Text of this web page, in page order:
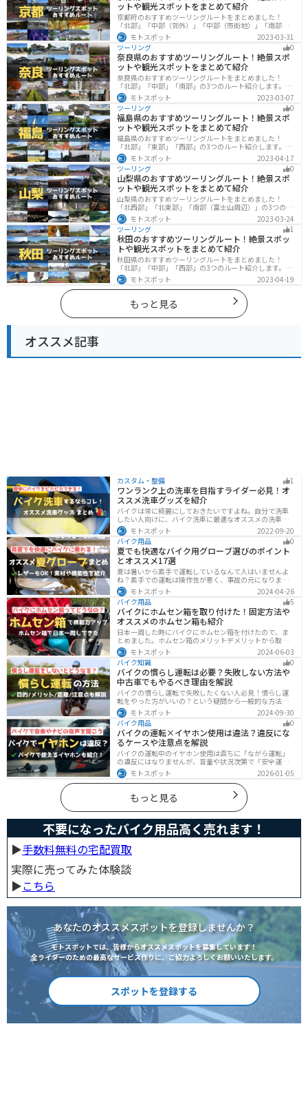
ットや観光スポットをまとめて紹介
京都府のおすすめツーリングルートをまとめました！
「北部」「中部（郊外）」「中部（市街地）」「南部」
の4つのルート紹介します。古い町並みや神社仏閣、自然
に囲まれた風光明媚なスポットが数多く存在し、様々な
楽しみ方ができます。バイクで京都府にツーリングに行
く際は参考にしてください。
モトスポット
2023-03-31
ツーリング
0
奈良県のおすすめツーリングルート！絶景スポ
ットや観光スポットをまとめて紹介
奈良県のおすすめツーリングルートをまとめました！
「北部」「中部」「南部」の3つのルート紹介します。歴
史のある神社寺院が多数あり、自然豊かや山々、グルメ
を満喫するツーリングができます。バイクで奈良県にツ
ーリングに行く際は参考にしてください。
モトスポット
2023-03-07
ツーリング
0
福島県のおすすめツーリングルート！絶景スポ
ットや観光スポットをまとめて紹介
福島県のおすすめツーリングルートをまとめました！
「北部」「東部」「西部」の3つのルート紹介します。内
陸部には山々が連なり、海岸線は太平洋に面してるので
観光スポットが多数あります。バイクで福島県にツーリ
ングに行く際は参考にしてください。
モトスポット
2023-04-17
ツーリング
0
山梨県のおすすめツーリングルート！絶景スポ
ットや観光スポットをまとめて紹介
山梨県のおすすめツーリングルートをまとめました！
「北西部」「北東部」「南部（富士山周辺）」の3つのル
ート紹介します。富士山を中心に自然豊かな景色や食事
を楽しめるスポットが多数あります。バイクで山梨県に
ツーリングに行く際は参考にしてください。
モトスポット
2023-03-24
ツーリング
1
秋田のおすすめツーリングルート！絶景スポッ
トや観光スポットをまとめて紹介
秋田県のおすすめツーリングルートをまとめました！
「北部」「中部」「西部」の3つのルート紹介します。自
然豊かな山々や湖、温泉地が点在し、四季折々の景色を
楽しめるスポットが多数あります。バイクで秋田県にツ
ーリングに行く際は参考にしてください。
モトスポット 2023-04-19
もっと見る
オススメ記事
カスタム・整備 1
ワンランク上の洗車を目指すライダー必見！オ
ススメ洗車グッズを紹介
バイクは常に綺麗にしておきたいですよね。自分で洗車
したい人向けに、バイク洗車に最適なオススメの洗車グ
ッズを紹介します。汚れを落とすシャンプーからツヤを
出すワックスまで全て紹介します。自分でバイク洗車を
しようと思っている方は参考にしてください。
モトスポット
2022-09-20
バイク用品
0
夏でも快適なバイク用グローブ選びのポイント
とオススメ17選
夏は暑いから素手で運転しているなんて人はいませんよ
ね？素手での運転は操作性が悪く、事故の元になりま
す。直射日光が当たり日焼けで余計に暑くなります。夏に
は夏用グローブを使うことで、素手より涼しく快適にバ
イクに乗ることができるので是非使いましょう。
モトスポット
2024-04-26
バイク用品
5
バイクにホムセン箱を取り付けた！固定方法や
オススメのホムセン箱も紹介
日本一周した時にバイクにホムセン箱を付けたので、ま
とめました。ホムセン箱のメリットデメリットから取り
付け方法、実際につけてどううだったのか、オススメの
ホムセン箱まで全て解説します。バイクにホムセン箱を
付けたいと思っている人はぜひ参考にしてください。
モトスポット
2024-06-03
バイク知識
0
バイクの慣らし運転は必要？失敗しない方法や
中古車でもやるべき理由を解説
バイクの慣らし運転で失敗したくない人必見！慣らし運
転をやった方がいいの？という疑問から一般的な方法、
メーカ推奨の方法まで具体的に解説します。注意点や中
古車でもやった方がいいのか慣らし運転後にやるべきこ
ともまとめたので、これからバイクを買おうとしている
人は参考にしてください。
モトスポット
2024-09-30
バイク用品
0
バイクの運転×イヤホン使用は違法？違反にな
るケースや注意点を解説
バイクの運転中のイヤホン使用は直ちに「ながら運転」
の違反にはなりませんが、音量や状況次第で「安全運転
義務違反」や各都道府県の「道路交通法施行細則」に抵
触する恐れがあります。周囲の音が聞こえる適切な音量
を保ち、スマホ操作は厳禁。耳を塞がない骨伝導イヤホ
ンや、ヘルメット用スピーカーの活用も安全な音楽体験
には有効な選択肢です。
モトスポット 2026-01-05
もっと見る
不要になったバイク用品高く売れます！
▶︎手数料無料の宅配買取
実際に売ってみた体験談
▶︎こちら
あなたのオススメスポットを登録しませんか？
モトスポットでは、皆様からオススメスポットを募集しています！
全ライダーのための最高なサービス作りに、ご協力よろしくお願いいたします。
スポットを登録する